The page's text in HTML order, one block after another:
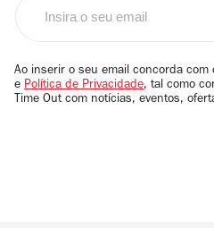
email
Ao inserir o seu email concorda com
e Política de Privacidade, tal como
Time Out com notícias, eventos,